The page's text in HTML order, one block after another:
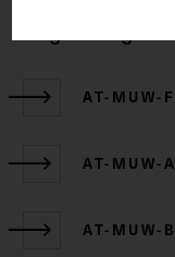
AT-MUW-
AT-
AT-MUW-